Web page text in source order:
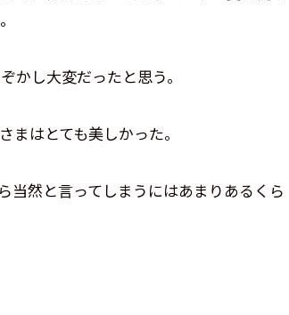
かし大変だったと思う。
はとても美しかった。
当然と言ってしまうにはあまりあるくら